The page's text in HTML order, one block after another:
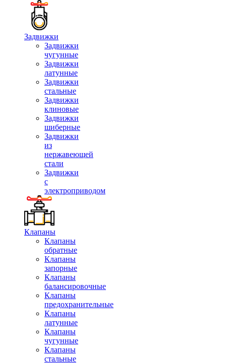
Задвижки
Задвижки
чугунные
Задвижки
латунные
Задвижки
стальные
Задвижки
клиновые
Задвижки
шиберные
Задвижки
из
нержавеющей
стали
Задвижки
с
электроприводом
Клапаны
Клапаны
обратные
Клапаны
запорные
Клапаны
балансировочные
Клапаны
предохранительные
Клапаны
латунные
Клапаны
чугунные
Клапаны
стальные